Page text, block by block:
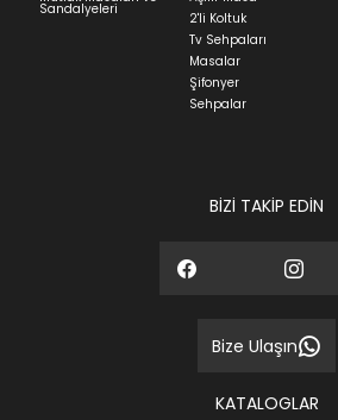
Sandalyeleri
2'li Koltuk
Tv Sehpaları
Masalar
Şifonyer
Sehpalar
BİZİ TAKİP EDİN
Bize Ulaşın
KATALOGLAR